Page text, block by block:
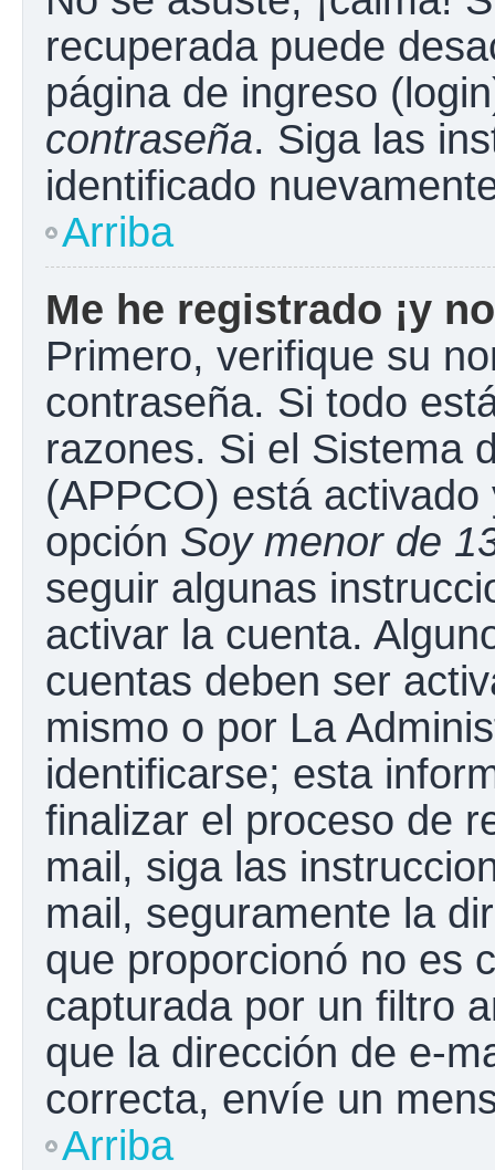
recuperada puede
página de ingreso
contraseña. Siga las
identificado
Arriba
Me he registrado ¡y
Primero, verifique su
contraseña. Si todo
razones. Si el Sistema
(APPCO) está
opción Soy menor de
seguir algunas
activar la cuenta.
cuentas deben ser
mismo o por La
identificarse; esta
finalizar el proceso de
mail, siga las
mail, seguramente la
que proporcionó no es
capturada por un filtro
que la dirección de e-
correcta, envíe un
Arriba